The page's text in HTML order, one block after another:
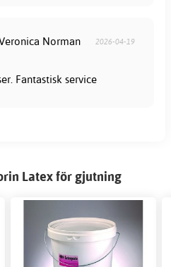
Norman 2026-04-19
Fantastisk service
Latex för gjutning